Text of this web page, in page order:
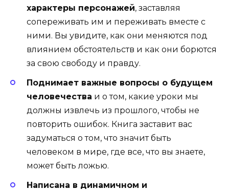
характеры персонажей, заставляя
сопереживать им и переживать вместе с
ними. Вы увидите, как они меняются под
влиянием обстоятельств и как они борются
за свою свободу и правду.
Поднимает важные вопросы о будущем
человечества и о том, какие уроки мы
должны извлечь из прошлого, чтобы не
повторить ошибок. Книга заставит вас
задуматься о том, что значит быть
человеком в мире, где все, что вы знаете,
может быть ложью.
Написана в динамичном и